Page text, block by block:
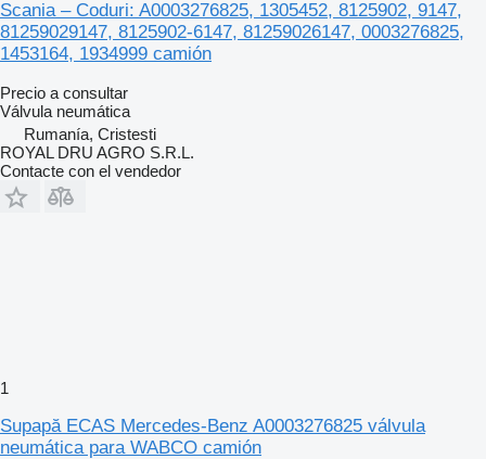
Scania – Coduri: A0003276825, 1305452, 8125902, 9147,
81259029147, 8125902-6147, 81259026147, 0003276825,
1453164, 1934999 camión
Precio a consultar
Válvula neumática
Rumanía, Cristesti
ROYAL DRU AGRO S.R.L.
Contacte con el vendedor
1
Supapă ECAS Mercedes-Benz A0003276825 válvula
neumática para WABCO camión